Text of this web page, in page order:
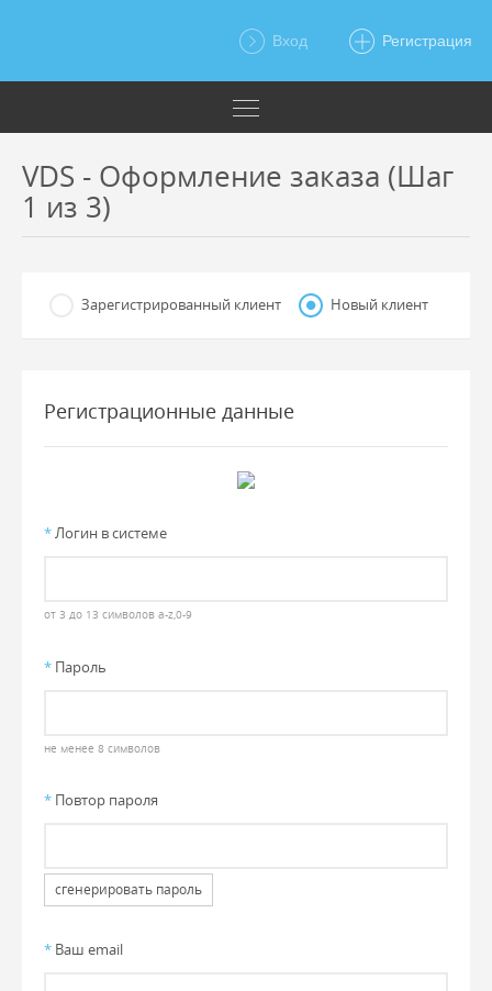
Вход Регистрация
VDS - Оформление заказа (Шаг
1 из 3)
Зарегистрированный клиент Новый клиент
Регистрационные данные
*Логин в системе
от 3 до 13 символов a-z,0-9
* Пароль
не менее 8 символов
* Повтор пароля
сгенерировать пароль
* Ваш email